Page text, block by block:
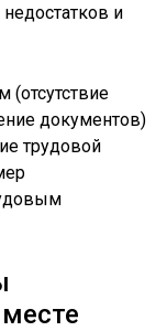
и
(отсутствие
документов)
трудовой